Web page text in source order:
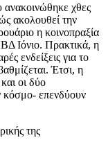
ανακοινώθηκε χθες
ακολουθεί την
η κοινοπραξία
Ιόνιο. Πρακτικά, η
ενδείξεις για το
Έτσι, η
οι δύο
κόσμο- επενδύουν
της